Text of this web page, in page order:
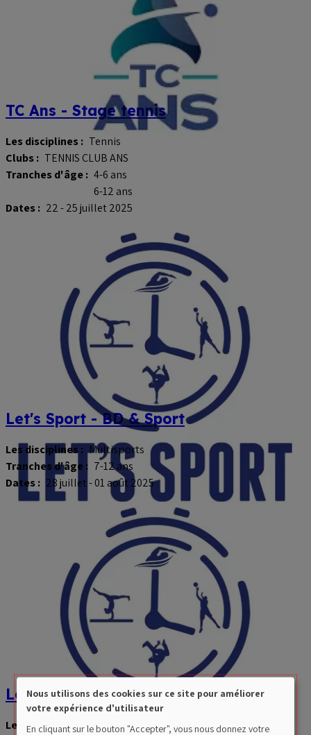
TC Ans - Stage tennis
Les disciplines : Tennis
Clubs : TENNIS CLUB ANS
Tranches d'âge : 4-6 ans
6-12 ans
Dates : 22 - 25 juillet 2025
Let's Sport - BD & Sport
Les disciplines : Multisports
Tranches d'âge : 7-12 ans
Dates : 28 juillet - 01 août 2025
Let's Sport - Kid's game
Les disciplines : Multisports
Use
Nous utilisons des cookies sur ce site pour améliorer
votre expérience d'utilisateur
En cliquant sur le bouton "Accepter", vous nous donnez votre